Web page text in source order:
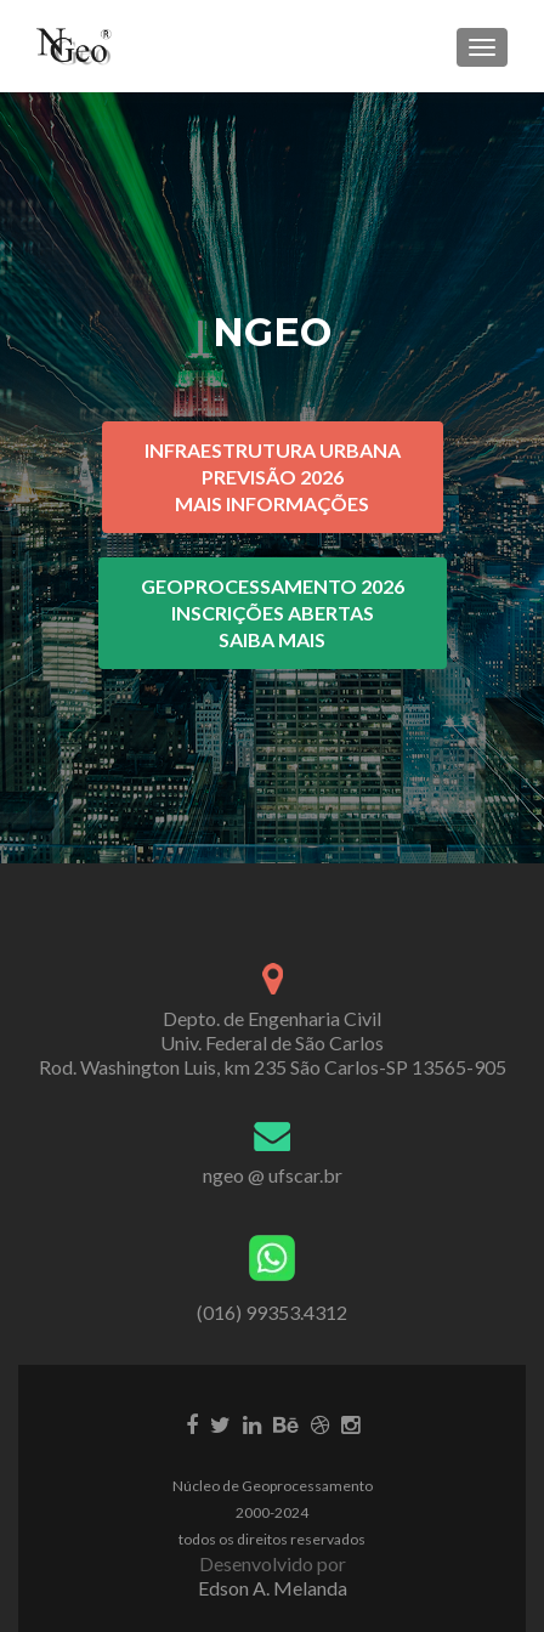
NGEO
INFRAESTRUTURA URBANA
PREVISÃO 2026
MAIS INFORMAÇÕES
GEOPROCESSAMENTO 2026
INSCRIÇÕES ABERTAS
SAIBA MAIS
Depto. de Engenharia Civil
Univ. Federal de São Carlos
Rod. Washington Luis, km 235 São Carlos-SP 13565-905
ngeo @ ufscar.br
(016) 99353.4312
Núcleo de Geoprocessamento
2000-2024
todos os direitos reservados
Desenvolvido por
Edson A. Melanda